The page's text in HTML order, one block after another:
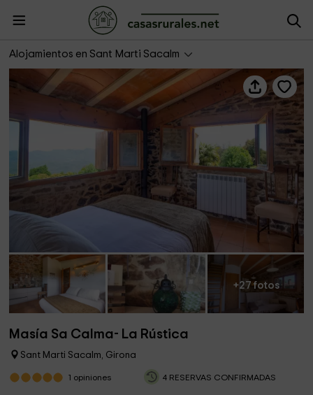
Alojamientos en Sant Marti Sacalm
Masía Sa Calma- La Rústica
+27 fotos
Masía Sa Calma- La Rústica
Sant Marti Sacalm, Girona
1 opiniones 4 RESERVAS CONFIRMADAS